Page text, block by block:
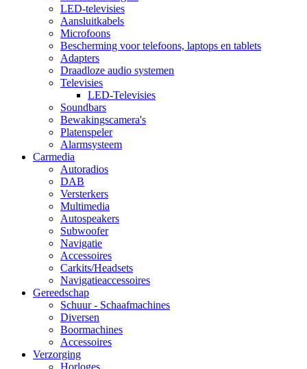
LED-televisies
Aansluitkabels
Microfoons
Bescherming voor telefoons, laptops en tablets
Adapters
Draadloze audio systemen
Televisies
LED-Televisies
Soundbars
Bewakingscamera's
Platenspeler
Alarmsysteem
Carmedia
Autoradios
DAB
Versterkers
Multimedia
Autospeakers
Subwoofer
Navigatie
Accessoires
Carkits/Headsets
Navigatieaccessoires
Gereedschap
Schuur - Schaafmachines
Diversen
Boormachines
Accessoires
Verzorging
Horloges